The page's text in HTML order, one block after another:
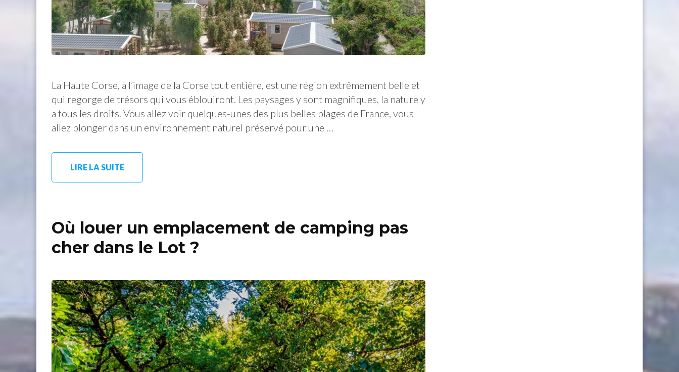
La Haute Corse, à l’image de la Corse tout entière, est une région extrêmement belle et
qui regorge de trésors qui vous éblouiront. Les paysages y sont magnifiques, la nature y
a tous les droits. Vous allez voir quelques-unes des plus belles plages de France, vous
allez plonger dans un environnement naturel préservé pour une …
LIRE LA SUITE
Où louer un emplacement de camping pas
cher dans le Lot ?